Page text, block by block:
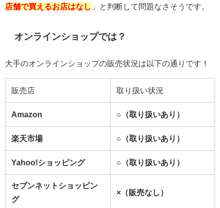
店舗で買えるお店はなし 」と判断して問題なさそうです。
オンラインショップでは？
大手のオンラインショップの販売状況は以下の通りです！
販売店 取り扱い状況
Amazon ○（取り扱いあり）
楽天市場 ○（取り扱いあり）
Yahoo!ショッピング ○（取り扱いあり）
セブンネットショッピン
グ
×（販売なし）